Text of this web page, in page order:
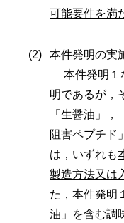
可能要件を満
本件発明の実
本件発明１
明であるが，
「生醤油」
阻害ペプチド
は，いずれも
製造方法又は
た，本件発明
油」を含む調